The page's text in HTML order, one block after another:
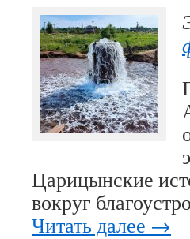
Царицынские
вокруг
Читать далее →